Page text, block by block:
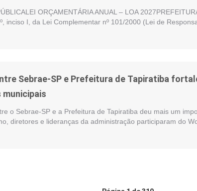
ORÇAMENTÁRIA ANUAL – LOA
inciso I, da Lei Complementar nº 101/2000 (Lei de
Sebrae-SP e Prefeitura de Tapiratiba
municipais
o Sebrae-SP e a Prefeitura de Tapiratiba deu mais um
diretores e lideranças da administração participaram do